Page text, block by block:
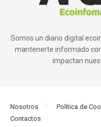
Somos un diario digital
mantenerte informado
impactan
Nosotros Política de
Contactos